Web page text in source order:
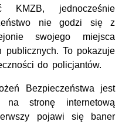
KMZB, jednocześnie
nie godzi się z
swojego miejsca
publicznych. To pokazuje
do policjantów.
Bezpieczeństwa jest
na stronę internetową
pojawi się baner